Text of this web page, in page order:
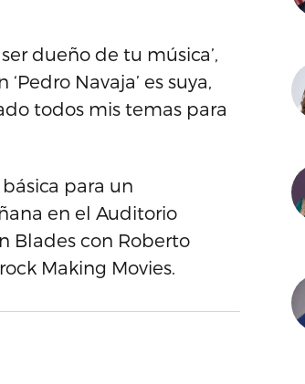
dueño de tu música’,
Navaja’ es suya,
todos mis temas para
para un
en el Auditorio
Blades con Roberto
Making Movies.